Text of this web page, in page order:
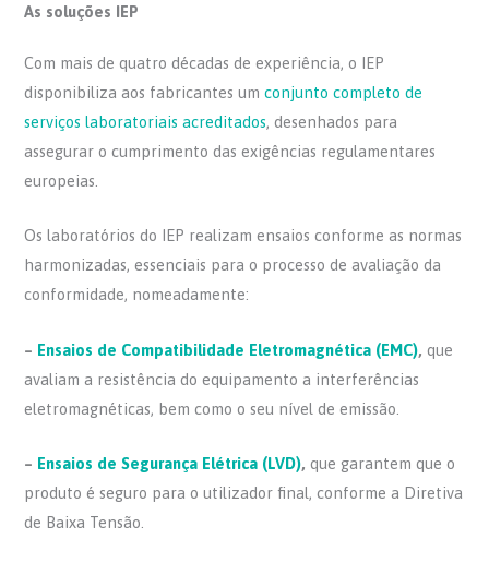
As soluções IEP
Com mais de quatro décadas de experiência, o IEP
disponibiliza aos fabricantes umconjunto completo de
serviços laboratoriais acreditados, desenhados para
assegurar o cumprimento das exigências regulamentares
europeias.
Os laboratórios do IEP realizam ensaios conforme as normas
harmonizadas, essenciais para o processo de avaliação da
conformidade, nomeadamente:
– Ensaios de Compatibilidade Eletromagnética (EMC), que
avaliam a resistência do equipamento a interferências
eletromagnéticas, bem como o seu nível de emissão.
– Ensaios de Segurança Elétrica (LVD), que garantem que o
produto é seguro para o utilizador final, conforme a Diretiva
de Baixa Tensão.